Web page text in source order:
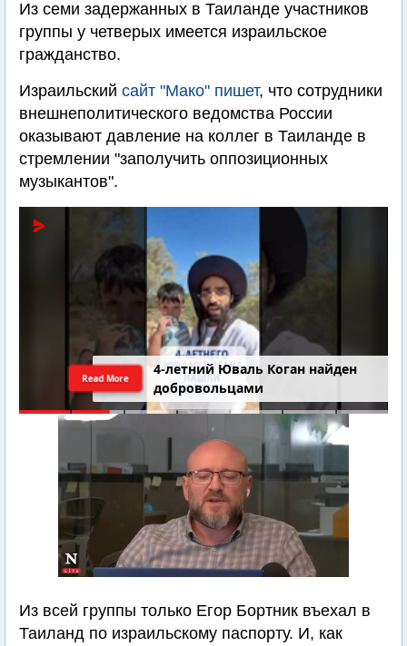
Из семи задержанных в Таиланде участников
группы у четверых имеется израильское
гражданство.
Израильский сайт "Мако" пишет, что сотрудники
внешнеполитического ведомства России
оказывают давление на коллег в Таиланде в
стремлении "заполучить оппозиционных
музыкантов".
4-летний Юваль Коган найден
добровольцами
Read More
Из всей группы только Егор Бортник въехал в
Таиланд по израильскому паспорту. И, как